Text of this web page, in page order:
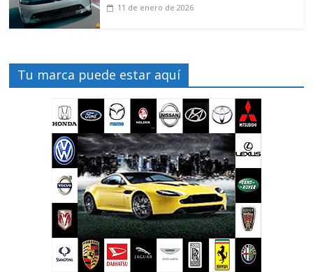
11 de enero de 2026
Tu marca puede estar aquí